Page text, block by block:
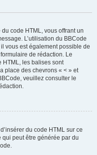
code HTML, vous offrant un
L’utilisation du BBCode
vous est également possible de
de rédaction. Le
HTML, les balises sont
place des chevrons « < » et
veuillez consulter le
du code HTML sur ce
peut être générée par du